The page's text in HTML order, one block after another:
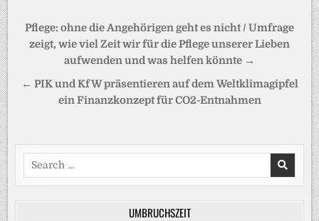
Beitragsnavigation
Pflege: ohne die Angehörigen geht es nicht / Umfrage
zeigt, wie viel Zeit wir für die Pflege unserer Lieben
aufwenden und was helfen könnte →
← PIK und KfW präsentieren auf dem Weltklimagipfel
ein Finanzkonzept für CO2-Entnahmen
Search
for:
UMBRUCHSZEIT